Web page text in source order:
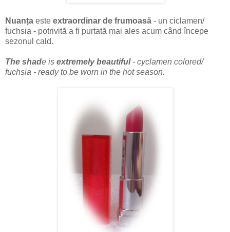
Nuanța este extraordinar de frumoasă - un ciclamen/
fuchsia - potrivită a fi purtată mai ales acum când începe
sezonul cald.
The shade is extremely beautiful - cyclamen colored/
fuchsia - ready to be worn in the hot season.